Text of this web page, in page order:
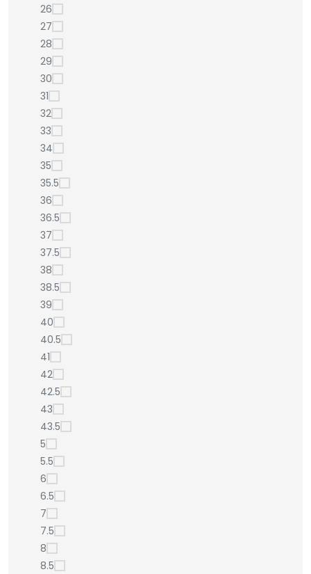
26
27
28
29
30
31
32
33
34
35
35.5
36
36.5
37
37.5
38
38.5
39
40
40.5
41
42
42.5
43
43.5
5
5.5
6
6.5
7
7.5
8
8.5